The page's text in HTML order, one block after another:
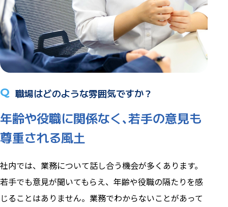
Q 職場はどのような雰囲気ですか？
年齢や役職に関係なく､若手の意見も
尊重される風土
社内では、業務について話し合う機会が多くあります。
若手でも意見が聞いてもらえ、年齢や役職の隔たりを感
じることはありません。業務でわからないことがあって